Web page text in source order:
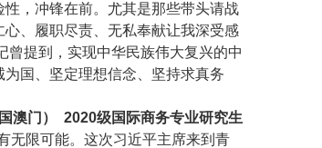
，冲锋在前。尤其是那些带头请战
、履职尽责、无私奉献让我深受感
提到，实现中华民族伟大复兴的中
国、坚定理想信念、坚持求真务
澳门）
2020级国际商务专业研究生
无限可能。这次习近平主席来到青